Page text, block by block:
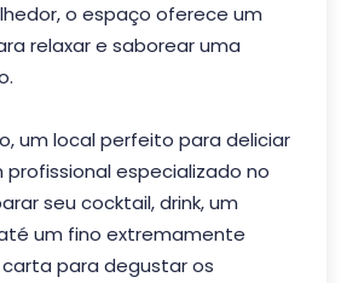
o espaço oferece um
relaxar e saborear uma
um local perfeito para deliciar
profissional especializado no
seu cocktail, drink, um
um fino extremamente
para degustar os